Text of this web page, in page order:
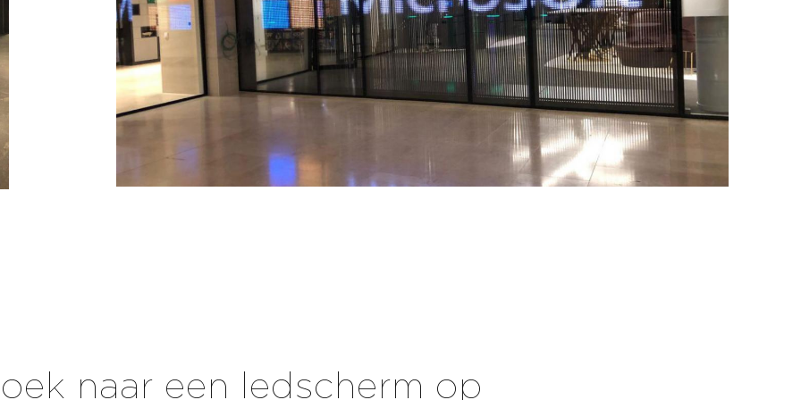
naar een ledscherm op